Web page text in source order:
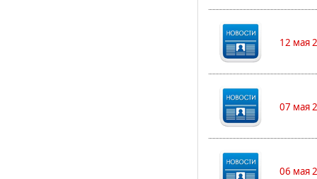
12 мая
07 мая
06 мая